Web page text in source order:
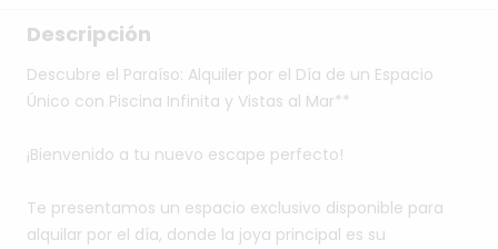
Descripción
Descubre el Paraíso: Alquiler por el Día de un Espacio
Único con Piscina Infinita y Vistas al Mar**
¡Bienvenido a tu nuevo escape perfecto!
Te presentamos un espacio exclusivo disponible para
alquilar por el día, donde la joya principal es su